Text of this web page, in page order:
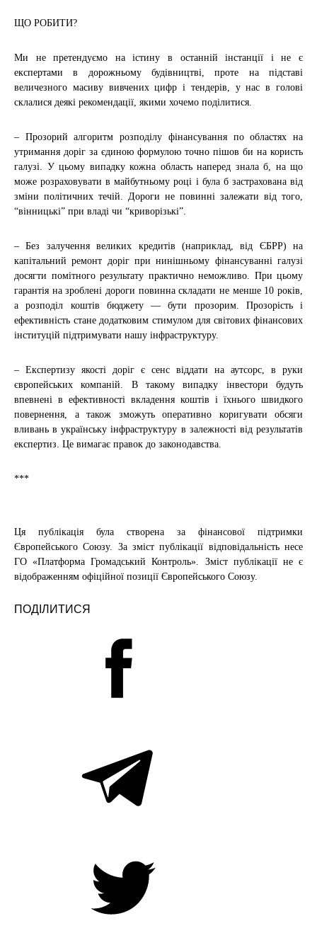
ЩО РОБИТИ?
Ми не претендуємо на істину в останній інстанції і не є
експертами в дорожньому будівництві, проте на підставі
величезного масиву вивчених цифр і тендерів, у нас в голові
склалися деякі рекомендації, якими хочемо поділитися.
– Прозорий алгоритм розподілу фінансування по областях на
утримання доріг за єдиною формулою точно пішов би на користь
галузі. У цьому випадку кожна область наперед знала б, на що
може розраховувати в майбутньому році і була б застрахована від
зміни політичних течій. Дороги не повинні залежати від того,
“вінницькі” при владі чи “криворізькі”.
– Без залучення великих кредитів (наприклад, від ЄБРР) на
капітальний ремонт доріг при нинішньому фінансуванні галузі
досягти помітного результату практично неможливо. При цьому
гарантія на зроблені дороги повинна складати не менше 10 років,
а розподіл коштів бюджету — бути прозорим. Прозорість і
ефективність стане додатковим стимулом для світових фінансових
інституцій підтримувати нашу інфраструктуру.
– Експертизу якості доріг є сенс віддати на аутсорс, в руки
європейських компаній. В такому випадку інвестори будуть
впевнені в ефективності вкладення коштів і їхнього швидкого
повернення, а також зможуть оперативно коригувати обсяги
вливань в українську інфраструктуру в залежності від результатів
експертиз. Це вимагає правок до законодавства.
***
Ця публікація була створена за фінансової підтримки
Європейського Союзу. За зміст публікації відповідальність несе
ГО «Платформа Громадський Контроль». Зміст публікації не є
відображенням офіційної позиції Європейського Союзу.
ПОДІЛИТИСЯ